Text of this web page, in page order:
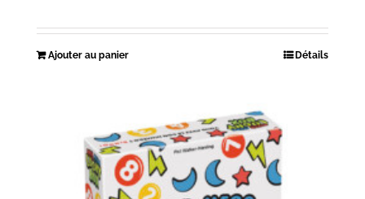
Ajouter au panier Détails